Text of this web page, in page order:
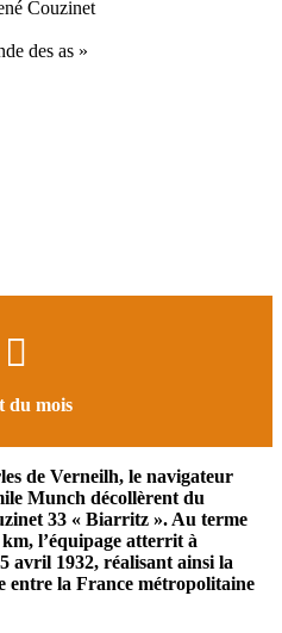
Couzinet
des as »
du mois
de Verneilh, le navigateur
Munch décollèrent du
33 « Biarritz ». Au terme
l’équipage atterrit à
avril 1932, réalisant ainsi la
entre la France métropolitaine